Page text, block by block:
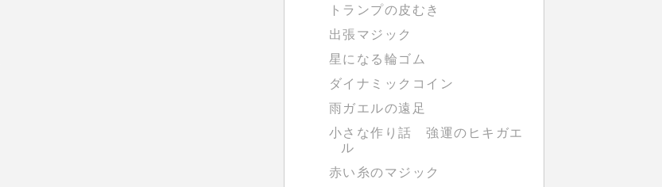
トランプの皮むき
出張マジック
星になる輪ゴム
ダイナミックコイン
雨ガエルの遠足
小さな作り話 強運のヒキガエ
ル
赤い糸のマジック